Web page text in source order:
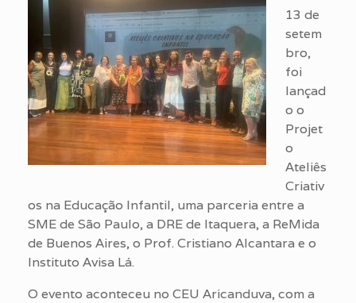
13 de
setem
bro,
foi
lançad
o o
Projet
o
Ateliês
Criativ
os na Educação Infantil, uma parceria entre a
SME de São Paulo, a DRE de Itaquera, a ReMida
de Buenos Aires, o Prof. Cristiano Alcantara e o
Instituto Avisa Lá.
O evento aconteceu no CEU Aricanduva, com a